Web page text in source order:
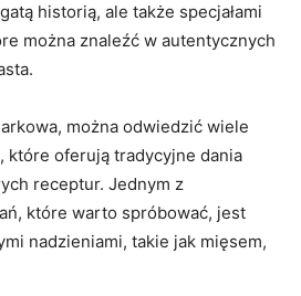
historią, ale także specjałami
można znaleźć w autentycznych
można odwiedzić wiele
które oferują tradycyjne dania
receptur. Jednym z
które warto spróbować, jest
⁣nadzieniami, takie jak mięsem,